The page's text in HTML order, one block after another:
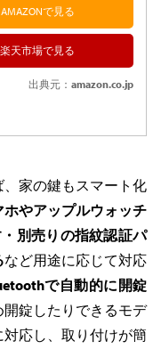
AMAZONで見る
楽天市場で見る
出典元： amazon.co.jp
、家の鍵もスマート化
ホやアップルウォッチ
別売りの指紋認証パ
など用途に応じて対応
で自動的に開錠
錠したりできるモデ
応し、取り付けが簡